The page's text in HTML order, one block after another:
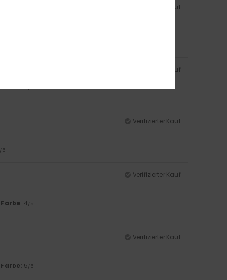
Verifizierter Kauf
Verifizierter Kauf
Farbe: 5
Verifizierter Kauf
/5
Verifizierter Kauf
Farbe: 4/5
Verifizierter Kauf
Farbe: 5/5